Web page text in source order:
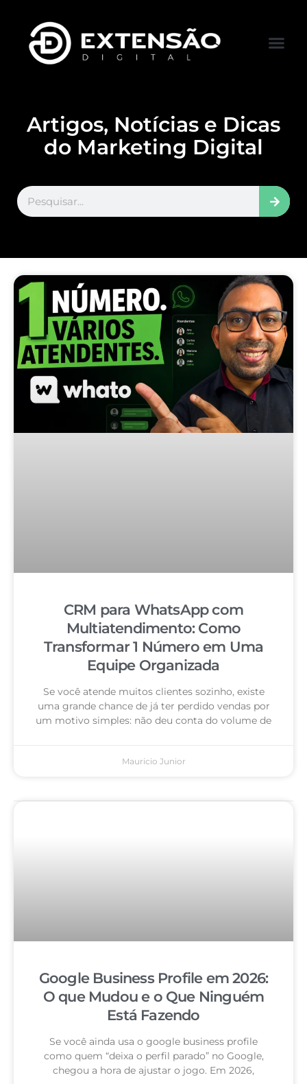
Artigos, Notícias e Dicas
do Marketing Digital
CRM para WhatsApp com
Multiatendimento: Como
Transformar 1 Número em Uma
Equipe Organizada
Se você atende muitos clientes sozinho, existe
uma grande chance de já ter perdido vendas por
um motivo simples: não deu conta do volume de
Mauricio Junior
Google Business Profile em 2026:
O que Mudou e o Que Ninguém
Está Fazendo
Se você ainda usa o google business profile
como quem “deixa o perfil parado” no Google,
chegou a hora de ajustar o jogo. Em 2026,